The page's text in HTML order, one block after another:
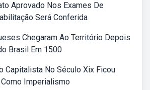
Aprovado Nos Exames De
Será Conferida
Chegaram Ao Território Depois
Brasil Em 1500
Capitalista No Século Xix Ficou
Imperialismo